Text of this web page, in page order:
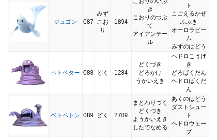
ジュゴン 087
みず
こお
り
1894
き
こおりのつぶ
て
アイアンテー
ル
ト
こごえるかぜ
ふぶき
オーロラビー
ム
みずのはどう
ベトベター 088 どく 1284
どくづき
どろかけ
うかいえき
ヘドロこうげ
き
どろばくだん
ヘドロばくだ
ん
ベトベトン 089 どく 2709
まとわりつく
どくづき
ようかいえき
したでなめる
あくのはどう
ダストシュー
ト
ヘドロウェー
ブ